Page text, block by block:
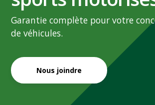
Garantie complète pour votre
de véhicules.
Nous joindre